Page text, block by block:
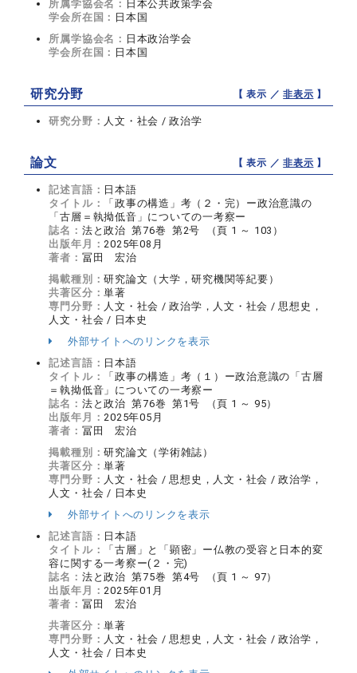
所属学協会名： 日本公共政策学会
学会所在国： 日本国
所属学協会名： 日本政治学会
学会所在国： 日本国
研究分野 【 表示 ／非表示 】
研究分野： 人文・社会 / 政治学
論文 【 表示 ／非表示 】
記述言語： 日本語
タイトル：
「政事の構造」考（２・完）ー政治意識の
「古層＝執拗低音」についての一考察ー
誌名： 法と政治 第76巻 第2号 （頁 1 ～ 103）
出版年月：2025年08月
著者： 冨田 宏治
掲載種別：研究論文（大学，研究機関等紀要）
共著区分：単著
専門分野： 人文・社会 / 政治学，人文・社会 / 思想史，
人文・社会 / 日本史
外部サイトへのリンクを表示
記述言語： 日本語
タイトル：
「政事の構造」考（１）ー政治意識の「古層
＝執拗低音」についての一考察ー
誌名： 法と政治 第76巻 第1号 （頁 1 ～ 95）
出版年月：2025年05月
著者： 冨田 宏治
掲載種別：研究論文（学術雑誌）
共著区分：単著
専門分野： 人文・社会 / 思想史，人文・社会 / 政治学，
人文・社会 / 日本史
外部サイトへのリンクを表示
記述言語： 日本語
タイトル：
「古層」と「顕密」ー仏教の受容と日本的変
容に関する一考察ー(２・完)
誌名： 法と政治 第75巻 第4号 （頁 1 ～ 97）
出版年月：2025年01月
著者： 冨田 宏治
共著区分：単著
専門分野： 人文・社会 / 思想史，人文・社会 / 政治学，
人文・社会 / 日本史